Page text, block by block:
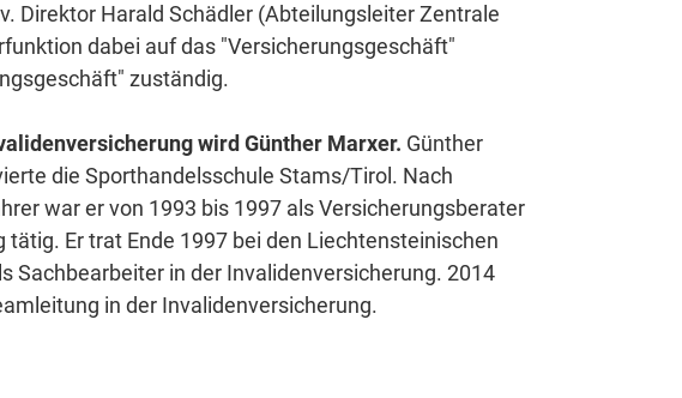
Direktor Harald Schädler (Abteilungsleiter Zentrale
dabei auf das "Versicherungsgeschäft"
zuständig.
wird Günther Marxer. Günther
die Sporthandelsschule Stams/Tirol. Nach
war er von 1993 bis 1997 als Versicherungsberater
Er trat Ende 1997 bei den Liechtensteinischen
Sachbearbeiter in der Invalidenversicherung. 2014
in der Invalidenversicherung.